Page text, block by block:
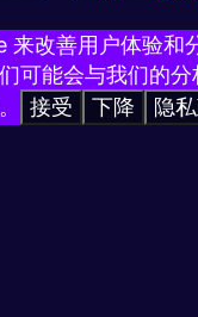
来改善用户体验和
可能会与我们的
接受 下降 隐